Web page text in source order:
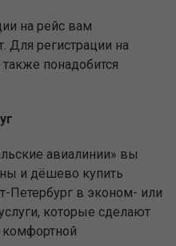
на рейс вам
Для регистрации на
понадобится
авиалинии» вы
и дёшево купить
Петербург в эконом- или
которые сделают